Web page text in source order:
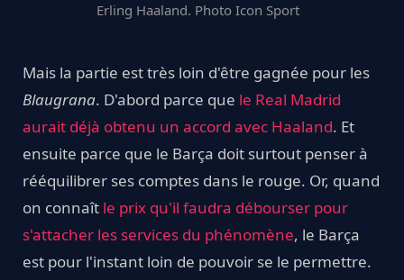
Erling Haaland. Photo Icon Sport
Mais la partie est très loin d'être gagnée pour les
Blaugrana. D'abord parce que le Real Madrid
aurait déjà obtenu un accord avec Haaland. Et
ensuite parce que le Barça doit surtout penser à
rééquilibrer ses comptes dans le rouge. Or, quand
on connaît le prix qu'il faudra débourser pour
s'attacher les services du phénomène, le Barça
est pour l'instant loin de pouvoir se le permettre.